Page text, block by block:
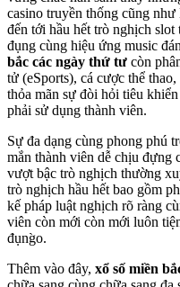
casino truyền thống cũng
đến tới hầu hết trò nghịch slot
đụng cùng hiệu ứng music
bắc các ngày thứ tư còn
tử (eSports), cá cược thể
thỏa mãn sự đòi hỏi tiêu
phải sử dụng thành viên.
Sự đa dạng cùng phong phú
mắn thành viên dễ chịu đựng
vượt bậc trò nghịch thường
trò nghịch hầu hết bao gồm
kế pháp luật nghịch rõ ràng
viên còn mới còn mới luôn
đụng̀o.
Thêm vào đây, xổ số miền